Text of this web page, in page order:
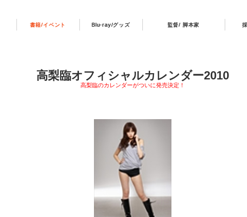
書籍/イベント Blu-ray/グッズ 監督/ 脚本家
高梨臨オフィシャルカレンダー2010
高梨臨のカレンダーがついに発売決定！